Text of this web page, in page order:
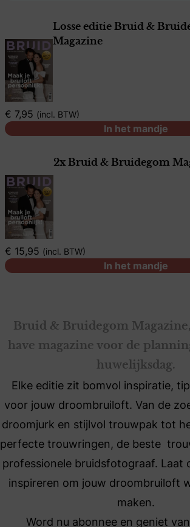
Losse editie Bruid &
Magazine
€ 7,95 incl. BTW
In het mandje
2x Bruid & Bruidegom
€ 15,95 incl. BTW
In het mandje
Bruid & Bruidegom
have magazine voor de
huwelijksdag.
Elke editie zit bomvol inspiratie,
voor jouw droombruiloft. Van de
droomjurk en stijlvol trouwpak tot
perfecte trouwringen, de beste
professionele bruidsfotograaf. Laat
inspireren om jouw droombruiloft
maken.
Word nu abonnee en geniet